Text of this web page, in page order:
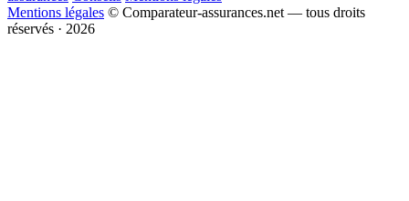
Mentions légales © Comparateur-assurances.net — tous droits
réservés · 2026